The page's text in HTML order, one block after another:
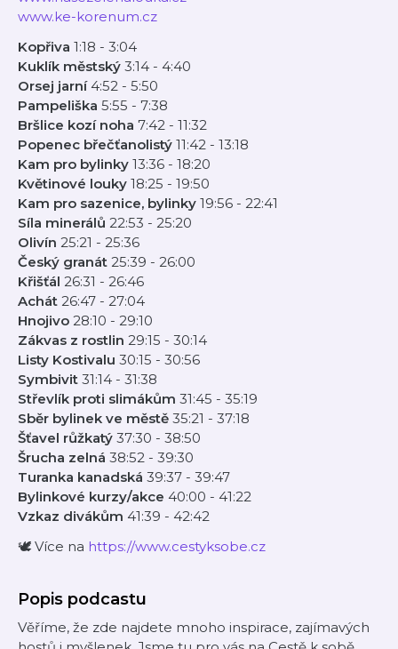
www.ke-korenum.cz
Kopřiva 1:18 - 3:04
Kuklík městský 3:14 - 4:40
Orsej jarní 4:52 - 5:50
Pampeliška 5:55 - 7:38
Bršlice kozí noha 7:42 - 11:32
Popenec břečťanolistý 11:42 - 13:18
Kam pro bylinky 13:36 - 18:20
Květinové louky 18:25 - 19:50
Kam pro sazenice, bylinky 19:56 - 22:41
Síla minerálů 22:53 - 25:20
Olivín 25:21 - 25:36
Český granát 25:39 - 26:00
Křišťál 26:31 - 26:46
Achát 26:47 - 27:04
Hnojivo 28:10 - 29:10
Zákvas z rostlin 29:15 - 30:14
Listy Kostivalu 30:15 - 30:56
Symbivit 31:14 - 31:38
Střevlík proti slimákům 31:45 - 35:19
Sběr bylinek ve městě 35:21 - 37:18
Šťavel růžkatý 37:30 - 38:50
Šrucha zelná 38:52 - 39:30
Turanka kanadská 39:37 - 39:47
Bylinkové kurzy/akce 40:00 - 41:22
Vzkaz divákům 41:39 - 42:42
🕊️ Více na https://www.cestyksobe.cz
Popis podcastu
Věříme, že zde najdete mnoho inspirace, zajímavých